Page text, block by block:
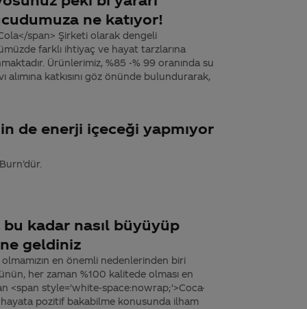
ne katıyor!
span> Şirketi olarak dengeli
farklı ihtiyaç ve hayat tarzlarına
Ürünlerimiz, %85 -% 99 oranında su
alımına katkısını göz önünde bulundurarak,
de enerji içeceği yapmıyor
kadar nasıl büyüyüp
geldiniz
en önemli nedenlerinden biri
her zaman %100 kalitede olması en
<span style='white-space:nowrap;'>Coca-
pozitif bakabilme konusunda ilham